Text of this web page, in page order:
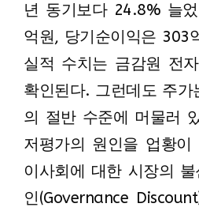
년 동기보다 24.8% 늘
억원, 당기순이익은 303
실적 수치는 금감원 전
확인된다. 그런데도 주가
의 절반 수준에 머물러
저평가의 원인을 업황이
이사회에 대한 시장의
인(Governance